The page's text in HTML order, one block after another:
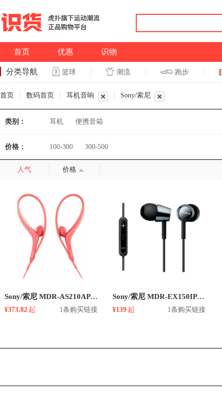
首页 优惠 识物
分类导航 篮球 潮流 跑步
首页 数码首页 耳机音响 Sony/索尼
类别： 耳机 便携音箱
价格： 100-300 300-500
人气 价格
Sony/索尼 MDR-AS210AP 挂耳平头式有线耳机
¥373.82 起 1条购买链接
Sony/索尼 MDR-EX150IP 入耳式耳机
¥139 起 1条购买链接